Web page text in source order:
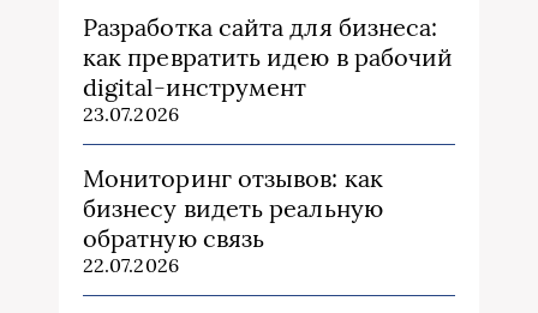
Разработка сайта для бизнеса:
как превратить идею в рабочий
digital-инструмент
23.07.2026
Мониторинг отзывов: как
бизнесу видеть реальную
обратную связь
22.07.2026